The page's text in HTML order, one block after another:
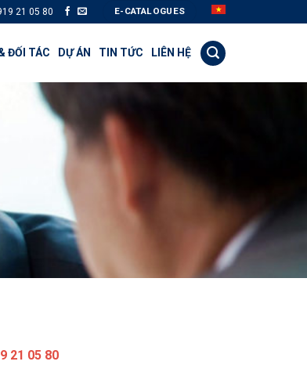
21 05 80 E-CATALOGUES
ĐỐI TÁC DỰ ÁN TIN TỨC LIÊN HỆ
21 05 80